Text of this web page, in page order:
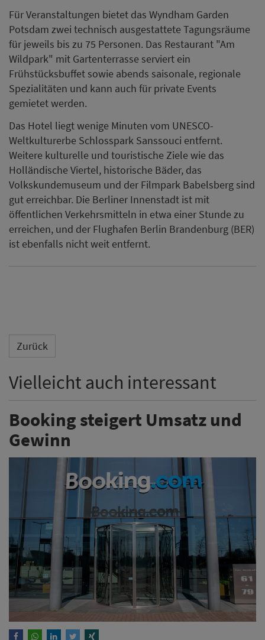
Für Veranstaltungen bietet das Wyndham Garden
Potsdam zwei technisch ausgestattete Tagungsräume
für jeweils bis zu 75 Personen. Das Restaurant "Am
Wildpark" mit Gartenterrasse serviert ein
Frühstücksbuffet sowie abends saisonale, regionale
Spezialitäten und kann auch für private Events
gemietet werden.
Das Hotel liegt wenige Minuten vom UNESCO-
Weltkulturerbe Schlosspark Sanssouci entfernt.
Weitere kulturelle und touristische Ziele wie das
Holländische Viertel, historische Bäder, das
Volkskundemuseum und der Filmpark Babelsberg sind
gut erreichbar. Die Berliner Innenstadt ist mit
öffentlichen Verkehrsmitteln in etwa einer Stunde zu
erreichen, und der Flughafen Berlin Brandenburg (BER)
ist ebenfalls nicht weit entfernt.
Zurück
Vielleicht auch interessant
Booking steigert Umsatz und
Gewinn